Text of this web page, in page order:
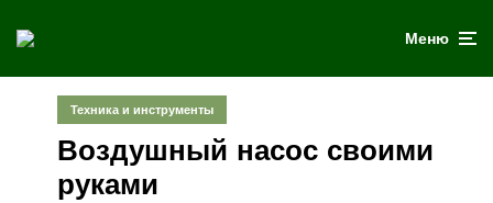
Меню
Техника и инструменты
Воздушный насос своими
руками